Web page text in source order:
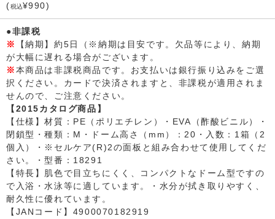
(税込¥990)
●非課税
※
【納期】約5日（※納期は目安です。欠品等により、納期
が大幅に遅れる場合がございます。
※本商品は非課税商品です。お支払いは銀行振り込みをご選
択ください。カードで決済されますと、非課税が適用されま
せんので、ご注意ください。
【2015カタログ商品】
【仕様】材質：PE（ポリエチレン）・EVA（酢酸ビニル）・
閉鎖型・種類：M・ドーム高さ（mm）：20・入数：1箱（2
個入）・※セルケア(R)2の面板と組み合わせて使用してくだ
さい。・型番：18291
【特長】肌色で目立ちにくく、コンパクトなドーム型ですの
で入浴・水泳等に適しています。・水分が拭き取りやすく、
耐久性に優れています。
【JANコード】4900070182919